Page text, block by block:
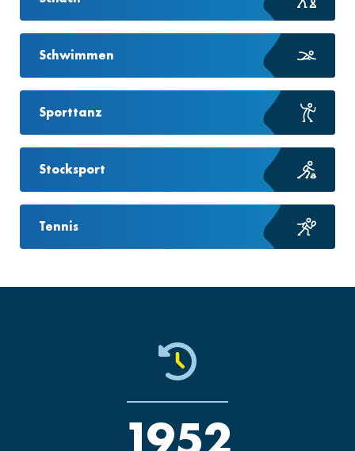
Schwimmen
Sporttanz
Stocksport
Tennis
1952